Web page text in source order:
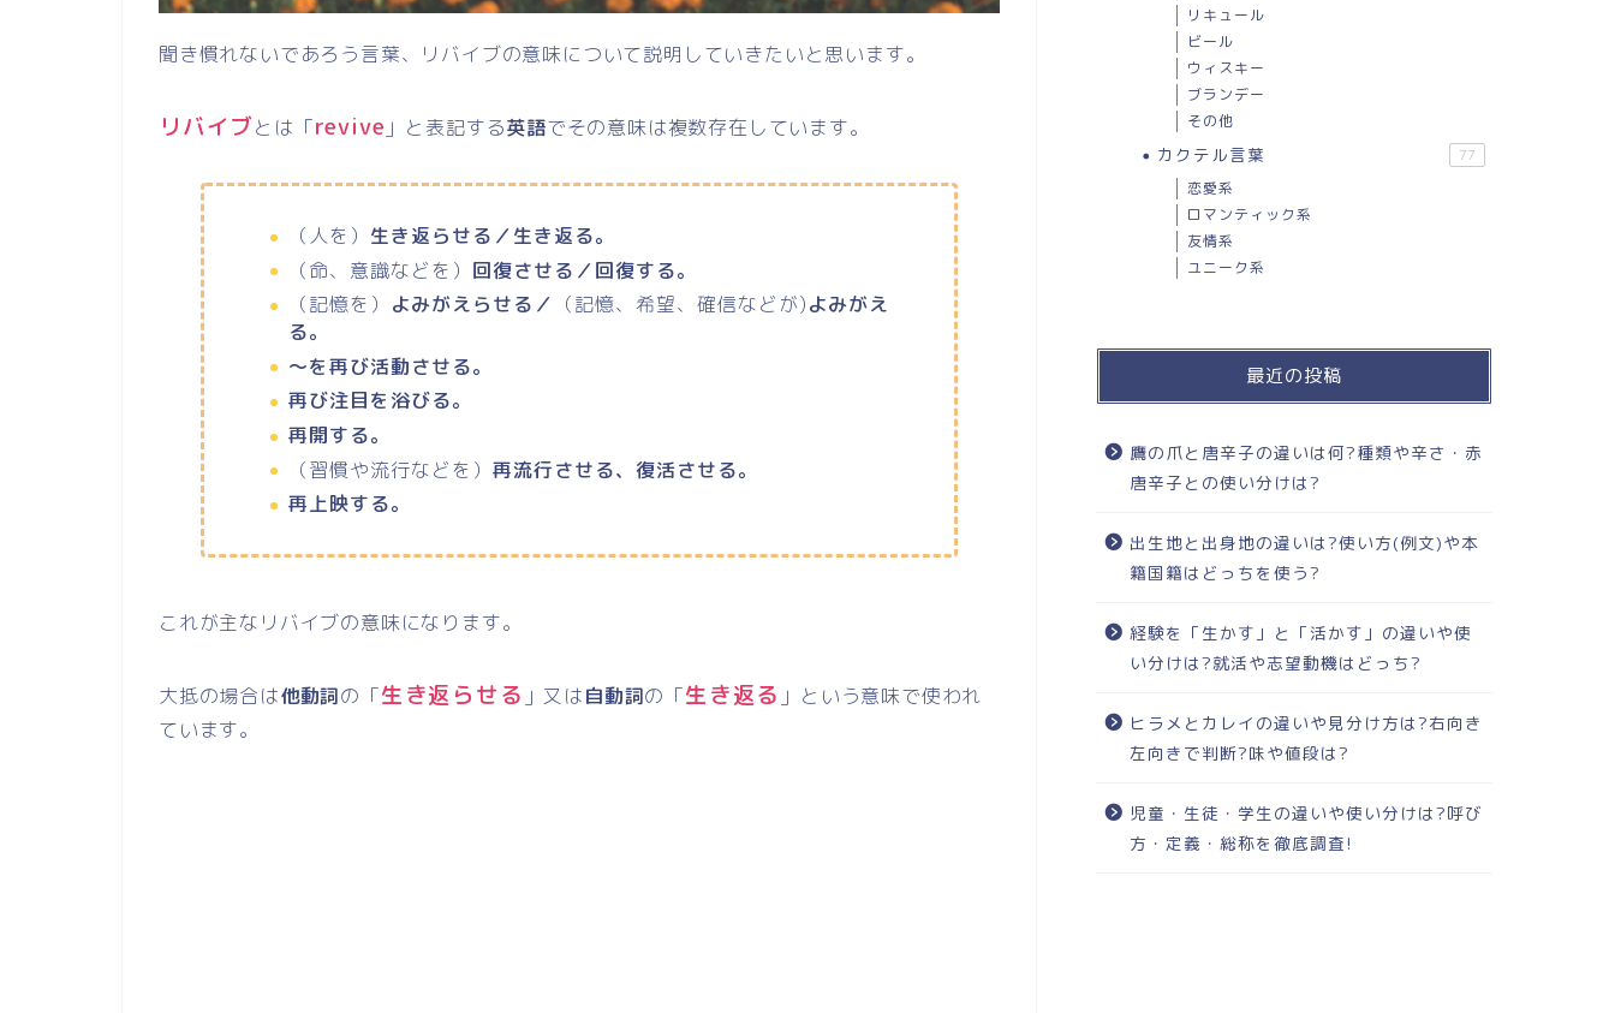
聞き慣れないであろう言葉、リバイブの意味について説明していきたいと思います。
リバイブとは「revive 」と表記する英語でその意味は複数存在しています。
（人を） 生き返らせる／生き返る。
（命、意識などを） 回復させる／回復する。
（記憶を） よみがえらせる／ （記憶、希望、確信などが)よみがえ
る。
～を再び活動させる。
再び注目を浴びる。
再開する。
（習慣や流行などを） 再流行させる、復活させる。
再上映する。
これが主なリバイブの意味になります。
大抵の場合は他動詞の「生き返らせる 」又は自動詞の「生き返る 」という意味で使われ
ています。
リキュール
ビール
ウィスキー
ブランデー
その他
カクテル言葉 77
恋愛系
ロマンティック系
友情系
ユニーク系
最近の投稿
鷹の爪と唐辛子の違いは何?種類や辛さ・赤
唐辛子との使い分けは?
出生地と出身地の違いは?使い方(例文)や本
籍国籍はどっちを使う?
経験を「生かす」と「活かす」の違いや使
い分けは?就活や志望動機はどっち?
ヒラメとカレイの違いや見分け方は?右向き
左向きで判断?味や値段は?
児童・生徒・学生の違いや使い分けは?呼び
方・定義・総称を徹底調査!